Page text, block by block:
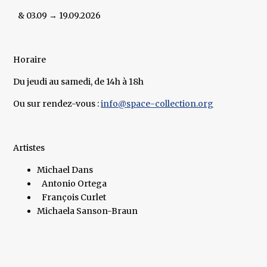
& 03.09 → 19.09.2026
Horaire
Du jeudi au samedi, de 14h à 18h
Ou sur rendez-vous :info@space-collection.org
Artistes
Michael Dans
Antonio Ortega
François Curlet
Michaela Sanson-Braun